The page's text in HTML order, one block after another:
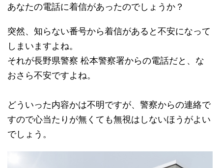
あなたの電話に着信があったのでしょうか？
突然、知らない番号から着信があると不安になって
しまいますよね。
それが長野県警察 松本警察署からの電話だと、な
おさら不安ですよね。
どういった内容かは不明ですが、警察からの連絡で
すので心当たりが無くても無視はしないほうがよい
でしょう。